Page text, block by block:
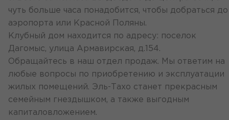
чуть больше часа понадобится, чтобы добраться до
аэропорта или Красной Поляны.
Клубный дом находится по адресу: поселок
Дагомыс, улица Армавирская, д.154.
Обращайтесь в наш отдел продаж. Мы ответим на
любые вопросы по приобретению и эксплуатации
жилых помещений. Эль-Тахо станет прекрасным
семейным гнездышком, а также выгодным
капиталовложением.